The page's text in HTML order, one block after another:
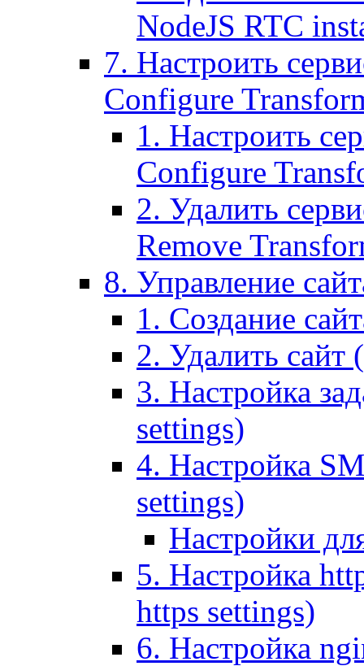
NodeJS RTC
7. Настроить
Configure
1. Настроить
Configure
2. Удалить
Remove
8. Управление
1. Создание
2. Удалить сайт
3. Настройка
settings)
4. Настройка
settings)
Настройки
5. Настройка
https settings)
6. Настройка